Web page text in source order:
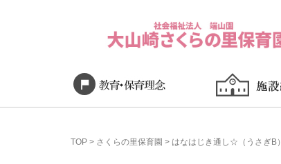
TOP > さくらの里保育園 > はなはじき通し☆（うさぎB）